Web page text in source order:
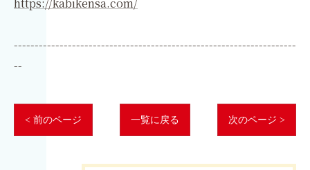
--------------------------------------------------------------------
--
< 前のページ 一覧に戻る 次のページ >